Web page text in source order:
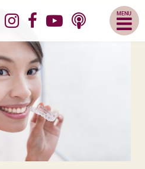
Abrir
Menu
Mobile